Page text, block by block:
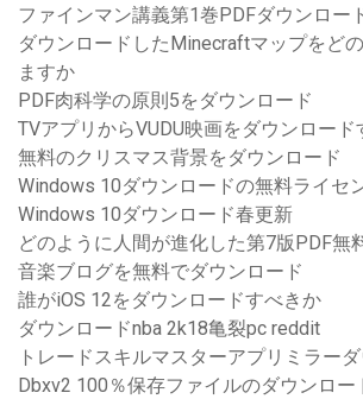
ファインマン講義第1巻PDFダウンロー
ダウンロードしたMinecraftマップをど
ますか
PDF肉科学の原則5をダウンロード
TVアプリからVUDU映画をダウンロード
無料のクリスマス背景をダウンロード
Windows 10ダウンロードの無料ライセ
Windows 10ダウンロード春更新
どのように人間が進化した第7版PDF無
音楽ブログを無料でダウンロード
誰がiOS 12をダウンロードすべきか
ダウンロードnba 2k18亀裂pc reddit
トレードス​​キルマスターアプリミラー
Dbxv2 100％保存ファイルのダウンロー